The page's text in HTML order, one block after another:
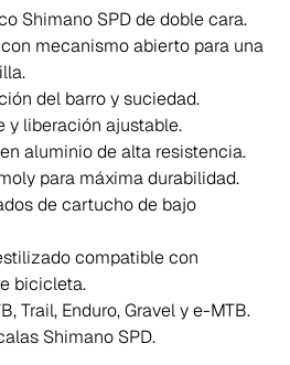
Shimano SPD de doble cara.
mecanismo abierto para una
del barro y suciedad.
y liberación ajustable.
aluminio de alta resistencia.
para máxima durabilidad.
de cartucho de bajo
compatible con
bicicleta.
Trail, Enduro, Gravel y e-MTB.
Shimano SPD.